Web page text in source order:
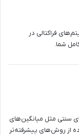
فراکتالی در
شما.
سنتی مثل میانگین‌های
از روش‌های پیشرفته‌تر